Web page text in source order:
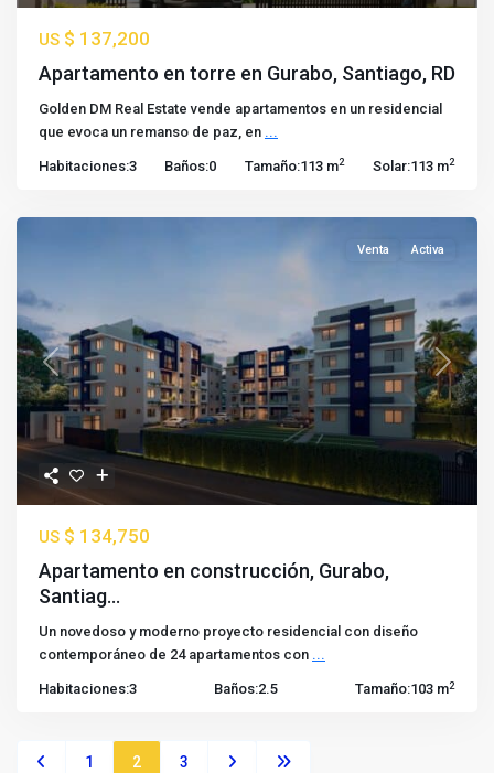
US $ 137,200
Apartamento en torre en Gurabo, Santiago, RD
Golden DM Real Estate vende apartamentos en un residencial
que evoca un remanso de paz, en ...
Habitaciones:3 Baños:0 Tamaño:113 m2 Solar:113 m2
Previous Next
Venta Activa
US $ 134,750
Apartamento en construcción, Gurabo,
Santiag...
Un novedoso y moderno proyecto residencial con diseño
contemporáneo de 24 apartamentos con ...
Habitaciones:3 Baños:2.5 Tamaño:103 m2
1 2 3